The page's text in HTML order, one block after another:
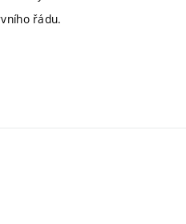
řádu.